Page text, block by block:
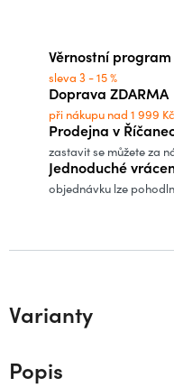
Věrnostní program
sleva 3 - 15 %
Doprava ZDARMA
při nákupu nad 1 999
Prodejna v
zastavit se můžete za
Jednoduché
objednávku lze
Varianty
Popis